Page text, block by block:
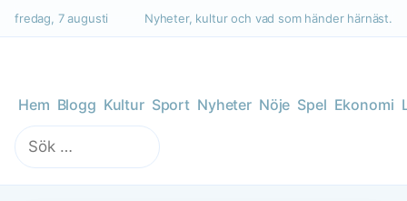
fredag, 7 augusti Nyheter, kultur och vad som händer härnäst.
Hem Blogg Kultur Sport Nyheter Nöje Spel Ekonomi
Sök
efter: